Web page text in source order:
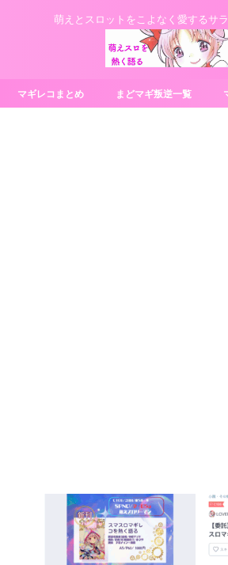
萌えとスロットをこよなく愛するサ
マギレコまとめ まどマギ叛逆一覧